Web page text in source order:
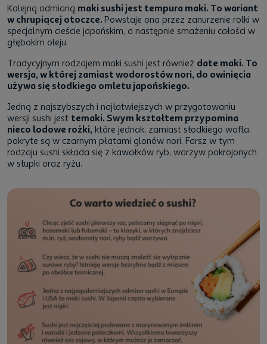
Kolejną odmianą maki sushi jest tempura maki. To wariant
w chrupiącej otoczce. Powstaje ona przez zanurzenie rolki w
specjalnym cieście japońskim, a następnie smażeniu całości w
głębokim oleju.
Tradycyjnym rodzajem maki sushi jest również date maki. To
wersja, w której zamiast wodorostów nori, do owinięcia
używa się słodkiego omletu japońskiego.
Jedną z najszybszych i najłatwiejszych w przygotowaniu
wersji sushi jest temaki. Swym kształtem przypomina
nieco lodowe rożki, które jednak, zamiast słodkiego wafla,
pokryte są w czarnym płatami glonów nori. Farsz w tym
rodzaju sushi składa się z kawałków ryb, warzyw pokrojonych
w słupki oraz ryżu.